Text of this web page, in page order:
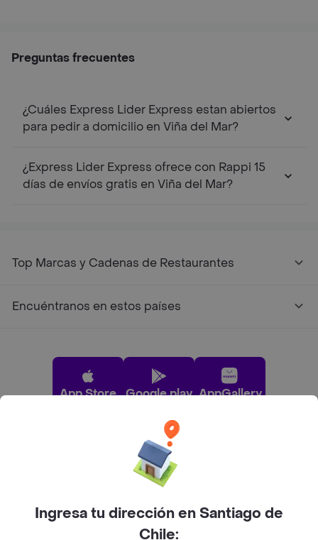
Preguntas frecuentes
¿Cuáles Express Lider Express estan abiertos
para pedir a domicilio en Viña del Mar?
¿Express Lider Express ofrece con Rappi 15
días de envíos gratis en Viña del Mar?
Top Marcas y Cadenas de Restaurantes
Encuéntranos en estos países
App Store Google play AppGallery
Pide tu comida favorita cerca de ti
Categorías
Ingresa tu dirección en Santiago de
Chile: